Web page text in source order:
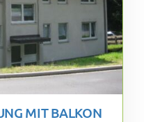
MIT BALKON